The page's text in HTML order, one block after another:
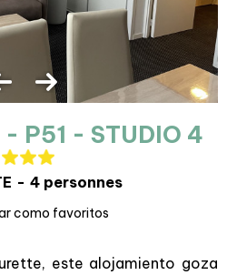
- P51 - STUDIO 4
4 personnes
como favoritos
este alojamiento goza